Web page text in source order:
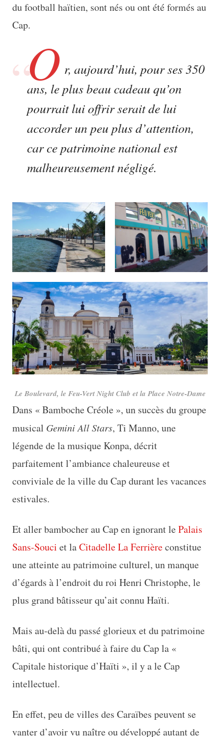
du football haïtien, sont nés ou ont été formés au
Cap.
O r, aujourd’hui, pour ses 350
ans, le plus beau cadeau qu’on
pourrait lui offrir serait de lui
accorder un peu plus d’attention,
car ce patrimoine national est
malheureusement négligé.
Le Boulevard, le Feu-Vert Night Club et la Place Notre-Dame
Dans « Bamboche Créole », un succès du groupe
musical Gemini All Stars, Ti Manno, une
légende de la musique Konpa, décrit
parfaitement l’ambiance chaleureuse et
conviviale de la ville du Cap durant les vacances
estivales.
Et aller bambocher au Cap en ignorant lePalais
Sans-Souci et laCitadelle La Ferrièreconstitue
une atteinte au patrimoine culturel, un manque
d’égards à l’endroit du roi Henri Christophe, le
plus grand bâtisseur qu’ait connu Haïti.
Mais au-delà du passé glorieux et du patrimoine
bâti, qui ont contribué à faire du Cap la «
Capitale historique d’Haïti », il y a le Cap
intellectuel.
En effet, peu de villes des Caraïbes peuvent se
vanter d’avoir vu naître ou développé autant de